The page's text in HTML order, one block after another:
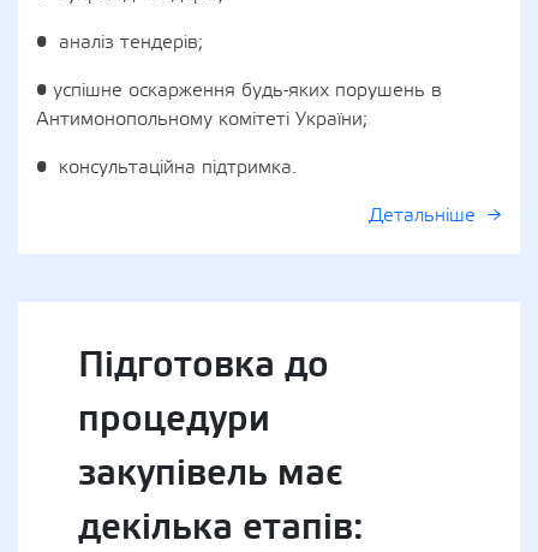
• аналіз тендерів;
• успішне оскарження будь-яких порушень в
Антимонопольному комітеті України;
• консультаційна підтримка.
Детальніше
Підготовка до
процедури
закупівель має
декілька етапів: